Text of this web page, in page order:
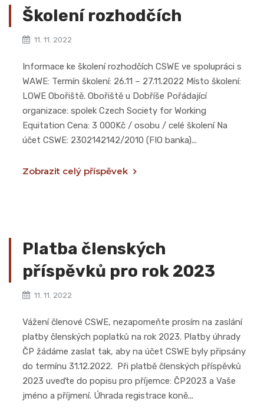
Školení rozhodčích
11. 11. 2022
Informace ke školení rozhodčích CSWE ve spolupráci s
WAWE: Termín školení: 26.11 – 27.11.2022 Místo školení:
LOWE Obořiště. Obořiště u Dobříše Pořádající
organizace: spolek Czech Society for Working
Equitation Cena: 3 000Kč / osobu / celé školení Na
účet CSWE: 2302142142/2010 (FIO banka)...
Zobrazit celý příspěvek
Platba členských
příspěvků pro rok 2023
11. 11. 2022
Vážení členové CSWE, nezapomeňte prosím na zaslání
platby členských poplatků na rok 2023. Platby úhrady
ČP žádáme zaslat tak, aby na účet CSWE byly připsány
do termínu 31.12.2022. Při platbě členských příspěvků
2023 uveďte do popisu pro příjemce: ČP2023 a Vaše
jméno a příjmení. Úhrada registrace koně...